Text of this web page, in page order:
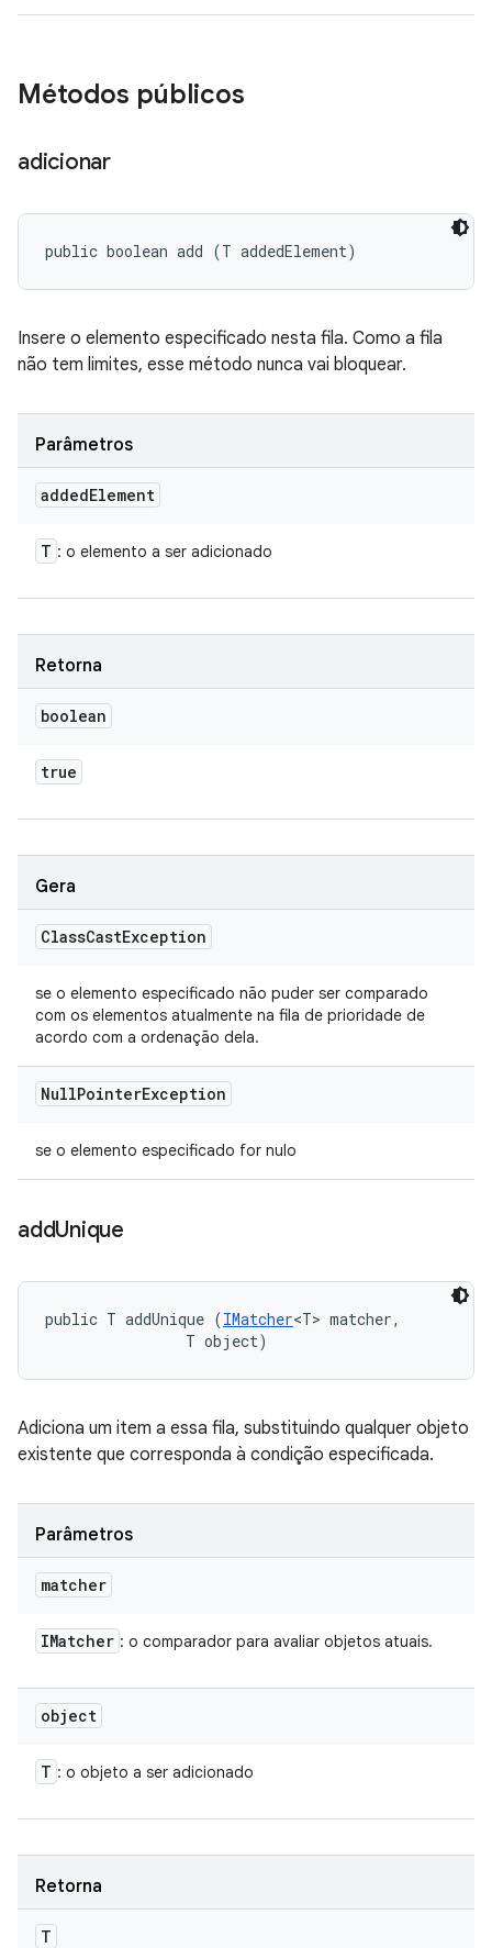
Métodos públicos
adicionar
public boolean add (T addedElement)
Insere o elemento especificado nesta fila. Como a fila
não tem limites, esse método nunca vai bloquear.
Parâmetros
addedElement
T : o elemento a ser adicionado
Retorna
boolean
true
Gera
ClassCastException
se o elemento especificado não puder ser comparado
com os elementos atualmente na fila de prioridade de
acordo com a ordenação dela.
NullPointerException
se o elemento especificado for nulo
addUnique
public T addUnique (IMatcher<T> matcher,
                T object)
Adiciona um item a essa fila, substituindo qualquer objeto
existente que corresponda à condição especificada.
Parâmetros
matcher
IMatcher : o comparador para avaliar objetos atuais.
object
T : o objeto a ser adicionado
Retorna
T